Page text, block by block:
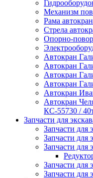
Механизм
Рама
Стрела
Опорно-
Автокран
Автокран
Автокран
Автокран
Автокран
Автокран
КС-55730 /
Запчасти для
Запчасти для
Запчасти для
Запчасти для
Запчасти для
Запчасти для